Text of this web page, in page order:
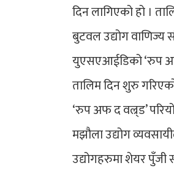
दिन लागिएको हो ।
बुटवल उद्योग वाणिज्य
युएसएआईडिको ‘रुप अफ
तालिम दिन शुरु
‘रुप अफ द वल्र्ड’
मझौला उद्योग
उद्योगहरुमा शेयर पुँजी